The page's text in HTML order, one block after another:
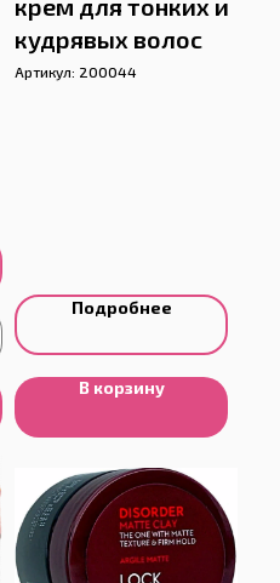
крем для тонких и
кудрявых волос
Артикул: 200044
Подробнее
В корзину